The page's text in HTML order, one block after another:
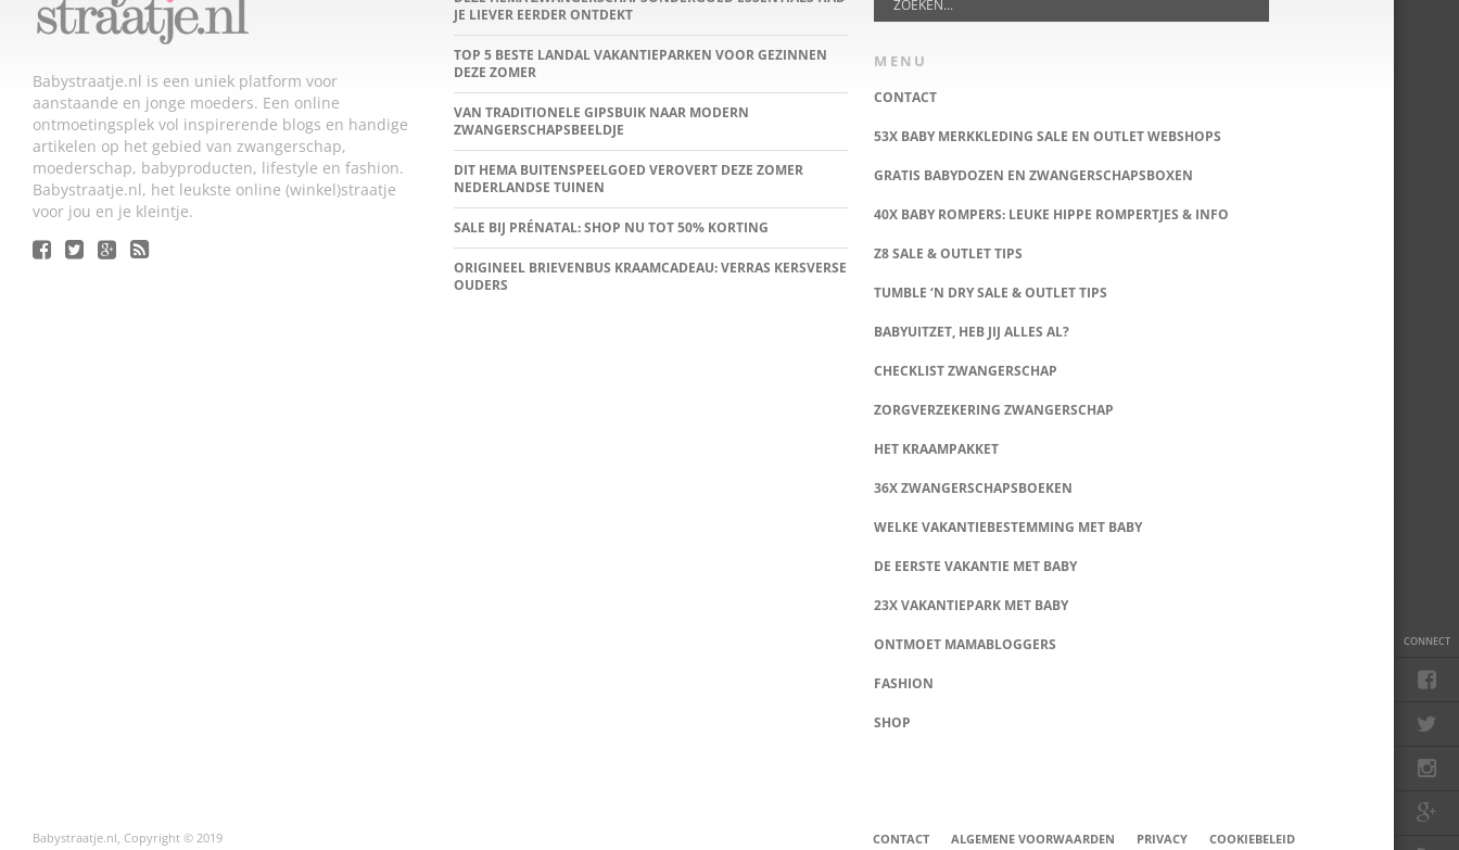
CONNECT
Babystraatje.nl is een uniek platform voor
aanstaande en jonge moeders. Een online
ontmoetingsplek vol inspirerende blogs en handige
artikelen op het gebied van zwangerschap,
moederschap, babyproducten, lifestyle en fashion.
Babystraatje.nl, het leukste online (winkel)straatje
voor jou en je kleintje.
JE LIEVER EERDER ONTDEKT
TOP 5 BESTE LANDAL VAKANTIEPARKEN VOOR GEZINNEN
DEZE ZOMER
VAN TRADITIONELE GIPSBUIK NAAR MODERN
ZWANGERSCHAPSBEELDJE
DIT HEMA BUITENSPEELGOED VEROVERT DEZE ZOMER
NEDERLANDSE TUINEN
SALE BIJ PRÉNATAL: SHOP NU TOT 50% KORTING
ORIGINEEL BRIEVENBUS KRAAMCADEAU: VERRAS KERSVERSE
OUDERS
MENU
CONTACT
53X BABY MERKKLEDING SALE EN OUTLET WEBSHOPS
GRATIS BABYDOZEN EN ZWANGERSCHAPSBOXEN
40X BABY ROMPERS: LEUKE HIPPE ROMPERTJES & INFO
Z8 SALE & OUTLET TIPS
TUMBLE ‘N DRY SALE & OUTLET TIPS
BABYUITZET, HEB JIJ ALLES AL?
CHECKLIST ZWANGERSCHAP
ZORGVERZEKERING ZWANGERSCHAP
HET KRAAMPAKKET
36X ZWANGERSCHAPSBOEKEN
WELKE VAKANTIEBESTEMMING MET BABY
DE EERSTE VAKANTIE MET BABY
23X VAKANTIEPARK MET BABY
ONTMOET MAMABLOGGERS
FASHION
SHOP
CONTACT ALGEMENE VOORWAARDEN PRIVACY COOKIEBELEID
Babystraatje.nl, Copyright © 2019